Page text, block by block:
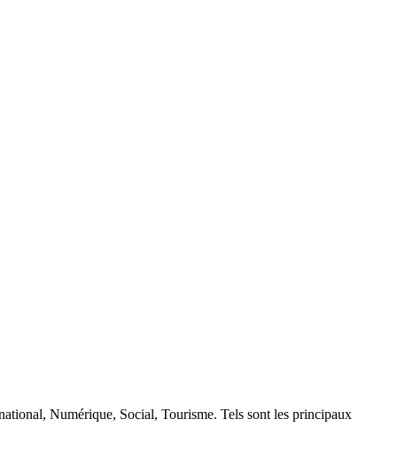
Numérique, Social, Tourisme. Tels sont les principaux